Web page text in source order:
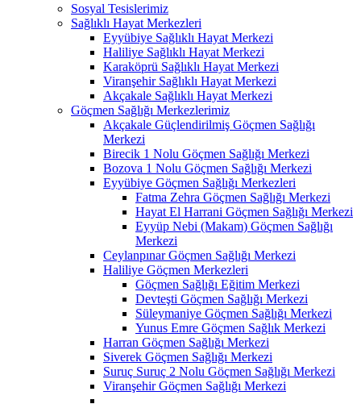
Sosyal Tesislerimiz
Sağlıklı Hayat Merkezleri
Eyyübiye Sağlıklı Hayat Merkezi
Haliliye Sağlıklı Hayat Merkezi
Karaköprü Sağlıklı Hayat Merkezi
Viranşehir Sağlıklı Hayat Merkezi
Akçakale Sağlıklı Hayat Merkezi
Göçmen Sağlığı Merkezlerimiz
Akçakale Güçlendirilmiş Göçmen Sağlığı
Merkezi
Birecik 1 Nolu Göçmen Sağlığı Merkezi
Bozova 1 Nolu Göçmen Sağlığı Merkezi
Eyyübiye Göçmen Sağlığı Merkezleri
Fatma Zehra Göçmen Sağlığı Merkezi
Hayat El Harrani Göçmen Sağlığı Merkezi
Eyyüp Nebi (Makam) Göçmen Sağlığı
Merkezi
Ceylanpınar Göçmen Sağlığı Merkezi
Haliliye Göçmen Merkezleri
Göçmen Sağlığı Eğitim Merkezi
Devteşti Göçmen Sağlığı Merkezi
Süleymaniye Göçmen Sağlığı Merkezi
Yunus Emre Göçmen Sağlık Merkezi
Harran Göçmen Sağlığı Merkezi
Siverek Göçmen Sağlığı Merkezi
Suruç Suruç 2 Nolu Göçmen Sağlığı Merkezi
Viranşehir Göçmen Sağlığı Merkezi